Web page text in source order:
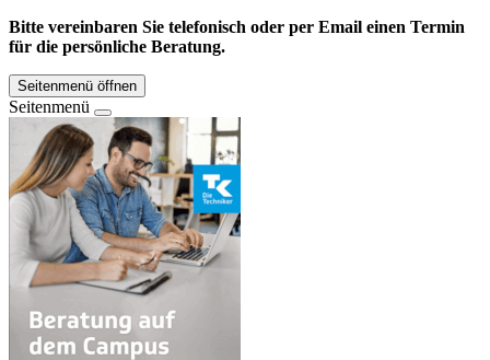
Bitte vereinbaren Sie telefonisch oder per Email einen Termin
für die persönliche Beratung.
Seitenmenü öffnen
Seitenmenü